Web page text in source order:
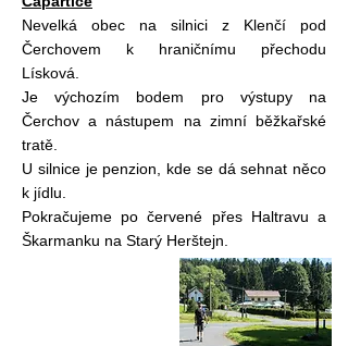
Nevelká obec na silnici z Klenčí pod
Čerchovem k hraničnímu přechodu
Lísková.
Je výchozím bodem pro výstupy na
Čerchov a nástupem na zimní běžkařské
tratě.
U silnice je penzion, kde se dá sehnat něco
k jídlu.
Pokračujeme po červené přes Haltravu a
Škarmanku na Starý Herštejn.